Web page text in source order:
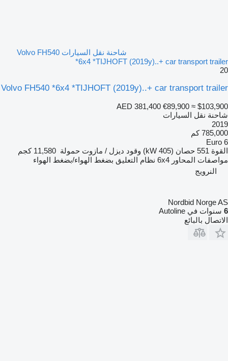
شاحنة نقل السيارات Volvo FH540
*6x4 *TIJHOFT (2019y)..+ car transport trailer
20
Volvo FH540 *6x4 *TIJHOFT (2019y)..+ car transport trailer
AED 381,400 €89,900 ≈ $103,900
شاحنة نقل السيارات
2019
785,000 كم
Euro 6
القوة 551 حصان (405 kW) وقود ديزل / مازوت حمولة 11,580 كجم
مواصفات المحاور 6x4 نظام التعليق بضغط الهواء/بضغط الهواء
النرويج
Nordbid Norge AS
6 سنوات في Autoline
الاتصال بالبائع